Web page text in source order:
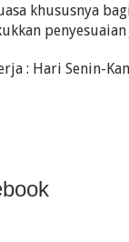
khususnya
penyesuaian
: Hari Senin-